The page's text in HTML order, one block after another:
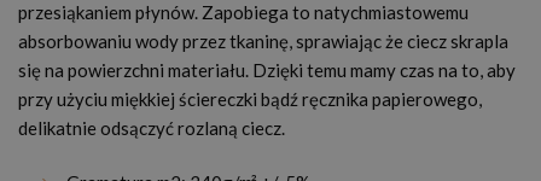
przesiąkaniem płynów. Zapobiega to natychmiastowemu
absorbowaniu wody przez tkaninę, sprawiając że ciecz skrapla
się na powierzchni materiału. Dzięki temu mamy czas na to, aby
przy użyciu miękkiej ściereczki bądź ręcznika papierowego,
delikatnie odsączyć rozlaną ciecz.